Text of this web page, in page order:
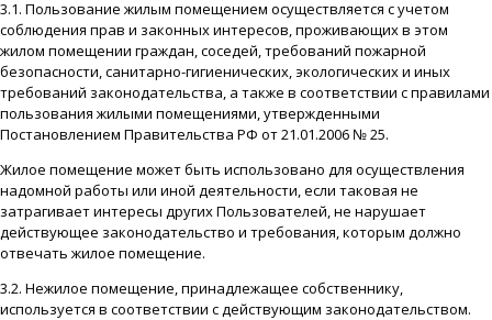
3.1. Пользование жилым помещением осуществляется с учетом
соблюдения прав и законных интересов, проживающих в этом
жилом помещении граждан, соседей, требований пожарной
безопасности, санитарно-гигиенических, экологических и иных
требований законодательства, а также в соответствии с правилами
пользования жилыми помещениями, утвержденными
Постановлением Правительства РФ от 21.01.2006 № 25.
Жилое помещение может быть использовано для осуществления
надомной работы или иной деятельности, если таковая не
затрагивает интересы других Пользователей, не нарушает
действующее законодательство и требования, которым должно
отвечать жилое помещение.
3.2. Нежилое помещение, принадлежащее собственнику,
используется в соответствии с действующим законодательством.